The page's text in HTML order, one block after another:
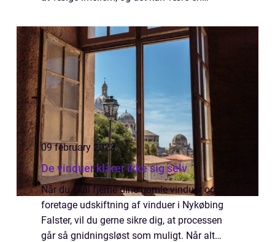
09 february 2023
De vinduer klarer ikke sig selv
Når du skal fjerne dine gamle vinduer og
foretage udskiftning af vinduer i Nykøbing
Falster, vil du gerne sikre dig, at processen
går så gnidningsløst som muligt. Når alt